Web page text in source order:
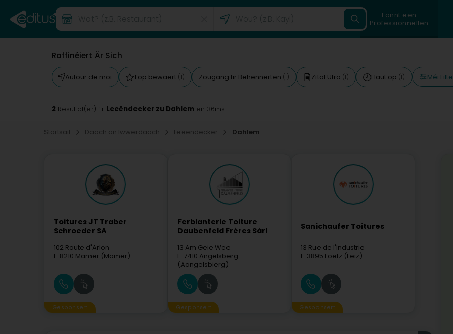
Fannt een
Professionnellen
Raffinéiert Är Sich
Autour de moi Top bewäert (1) Zougang fir Behënnerten (1) Zitat Ufro (1) Haut op (1) Méi
2 Resultat(er) fir Leeëndecker zu Dahlem en 36ms
Startsäit Daach an Iwwerdaach Leeëndecker Dahlem
Toitures JT Traber
Schroeder SA
102 Route d'Arlon
L-8210 Mamer (Mamer)
Gesponsert
Ferblanterie Toiture
Daubenfeld Frères Sàrl
13 Am Geie Wee
L-7410 Angelsberg
(Aangelsbierg)
Gesponsert
Sanichaufer Toitures
13 Rue de l'Industrie
L-3895 Foetz (Feiz)
Gesponsert